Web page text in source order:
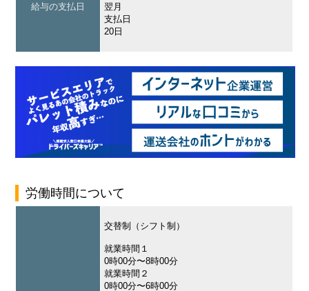
給与の支払日
翌月
支払日
20日
労働時間について
交替制（シフト制）
就業時間１
0時00分〜8時00分
就業時間２
0時00分〜6時00分